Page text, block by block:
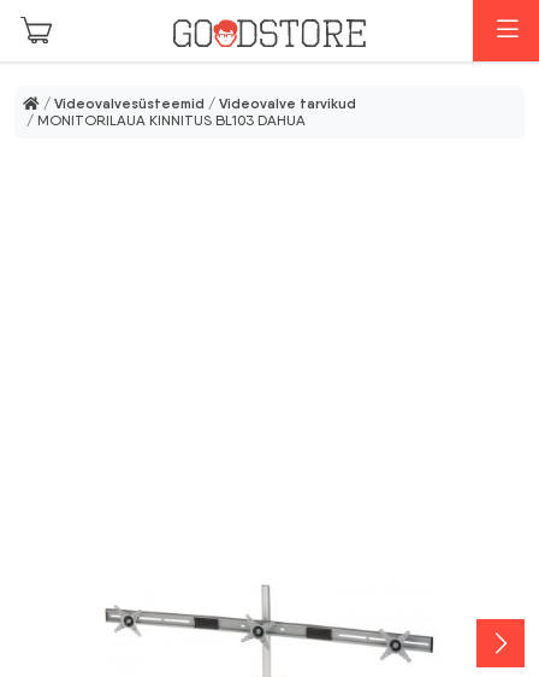
Skip to main content
/ Videovalvesüsteemid / Videovalve tarvikud
/ MONITORILAUA KINNITUS BL103 DAHUA